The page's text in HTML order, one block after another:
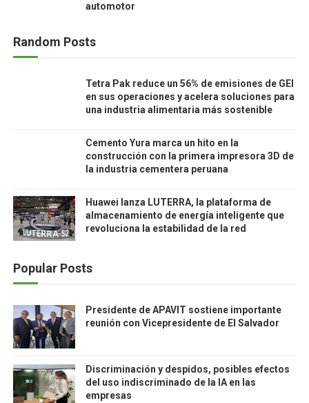
automotor
Random Posts
Tetra Pak reduce un 56% de emisiones de GEI
en sus operaciones y acelera soluciones para
una industria alimentaria más sostenible
Cemento Yura marca un hito en la
construcción con la primera impresora 3D de
la industria cementera peruana
Huawei lanza LUTERRA, la plataforma de
almacenamiento de energía inteligente que
revoluciona la estabilidad de la red
Popular Posts
Presidente de APAVIT sostiene importante
reunión con Vicepresidente de El Salvador
Discriminación y despidos, posibles efectos
del uso indiscriminado de la IA en las
empresas